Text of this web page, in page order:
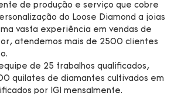
de produção e serviço que cobre
do Loose Diamond a joias
vasta experiência em vendas de
atendemos mais de 2500 clientes
de 25 trabalhos qualificados,
quilates de diamantes cultivados em
por IGI mensalmente.